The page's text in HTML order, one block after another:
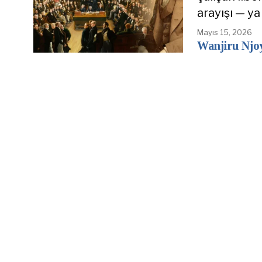
arayışı —
Mayıs 15, 2026
Wanjiru